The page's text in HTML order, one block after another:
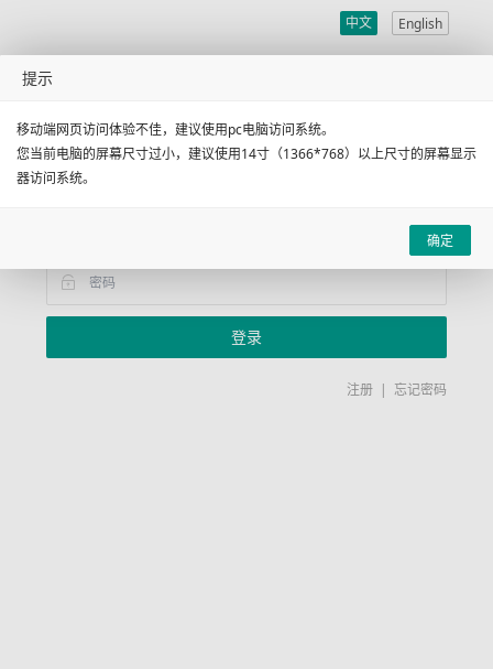
广州昌晖国际货运代理有限
公司
登录
注册 | 忘记密码
中文 English
提示
移动端网页访问体验不佳，建议使用pc电脑访问系统。
您当前电脑的屏幕尺寸过小，建议使用14寸（1366*768）以上尺寸的屏幕显示
器访问系统。
确定